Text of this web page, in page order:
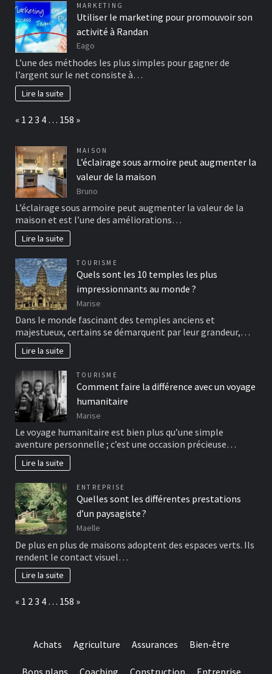
MARKETING
Utiliser le marketing pour promouvoir son
activité à Randan
Eago
L’une des méthodes les plus simples pour gagner de
l’argent sur le net consiste à…
Lire la suite
Page:
Previous
« 1 2 3 4 … 158 Next
»
MAISON
L’éclairage sous armoire peut augmenter la
valeur de la maison
Bruno
L’éclairage sous armoire peut augmenter la valeur de la
maison et est l’une des améliorations…
Lire la suite
TOURISME
Quels sont les 10 temples les plus
impressionnants au monde ?
Marise
Dans le monde fascinant des temples anciens et
majestueux, certains se démarquent par leur grandeur,…
Lire la suite
TOURISME
Comment faire la différence avec un voyage
humanitaire
Marise
Le voyage humanitaire est bien plus qu’une simple
aventure personnelle ; c’est une occasion précieuse…
Lire la suite
ENTREPRISE
Quelles sont les différentes prestations
d’un paysagiste ?
Maelle
De plus en plus de maisons adoptent des espaces verts. Ils
rendent le contact visuel…
Lire la suite
Page:
Previous
« 1 23 4 … 158 Next
»
Achats Agriculture Assurances Bien-être